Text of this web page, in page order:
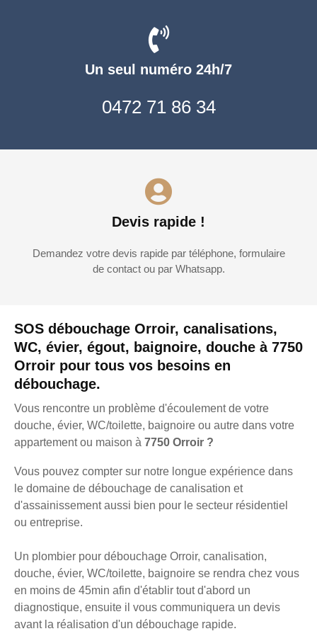
SOS débouchage Orroir, canalisations,
WC, évier, égout, baignoire, douche à 7750
Orroir pour tous vos besoins en
débouchage.
Vous rencontre un problème d'écoulement de votre
douche, évier, WC/toilette, baignoire ou autre dans votre
appartement ou maison à 7750 Orroir ?
Vous pouvez compter sur notre longue expérience dans
le domaine de débouchage de canalisation et
d'assainissement aussi bien pour le secteur résidentiel
ou entreprise.
Un plombier pour débouchage Orroir, canalisation,
douche, évier, WC/toilette, baignoire se rendra chez vous
en moins de 45min afin d'établir tout d'abord un
diagnostique, ensuite il vous communiquera un devis
avant la réalisation d'un débouchage rapide.
Un seul numéro 24h/7
0472 71 86 34
Devis rapide !
Demandez votre devis rapide par téléphone, formulaire
de contact ou par Whatsapp.